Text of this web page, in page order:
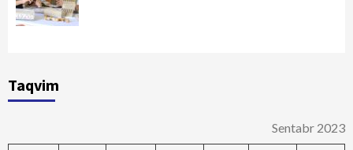
Taqvim
Sentabr 2023